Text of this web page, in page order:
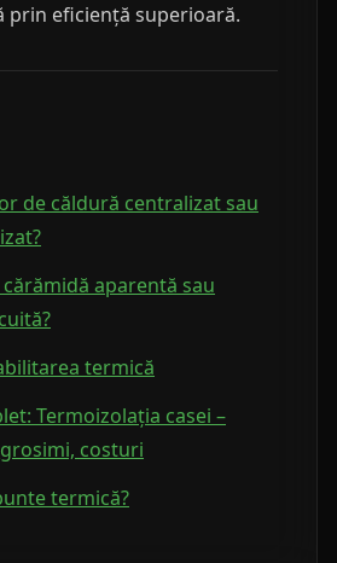
prin eficiență superioară.
de căldură centralizat sau
aparentă sau
termică
Termoizolația casei –
costuri
termică?